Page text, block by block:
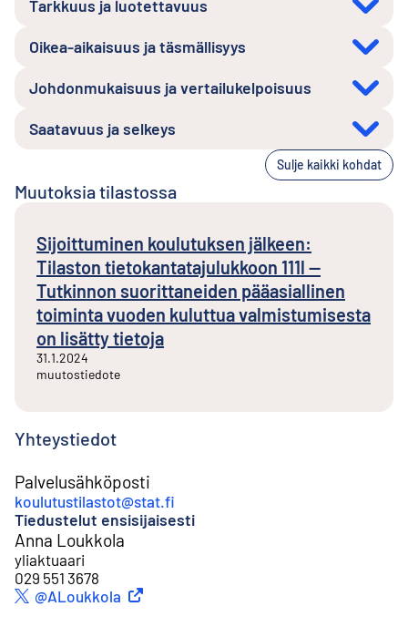
Tarkkuus ja luotettavuus
Oikea-aikaisuus ja täsmällisyys
Johdonmukaisuus ja vertailukelpoisuus
Saatavuus ja selkeys
Sulje kaikki kohdat
Muutoksia tilastossa
Sijoittuminen koulutuksen jälkeen:
Tilaston tietokantatajulukkoon 111l --
Tutkinnon suorittaneiden pääasiallinen
toiminta vuoden kuluttua valmistumisesta
on lisätty tietoja
31.1.2024
muutostiedote
Yhteystiedot
Palvelusähköposti
koulutustilastot@stat.fi
Tiedustelut ensisijaisesti
Anna Loukkola
yliaktuaari
029 551 3678
Ulkoinen linkkiTwitter
@ALoukkola